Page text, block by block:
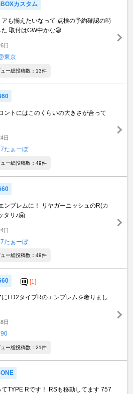
カスタム
も揃えたいなって 点検の予約確認の時
取付はGW中かな😅
日
東京
ー総投稿数：13件
ントにはこのくらいの大きさが合って
日
たぁーぼ
ー総投稿数：49件
ンブレムに！ リヤガーニッシュのR(カ
タリ♪🤗
日
たぁーぼ
ー総投稿数：49件
[1]
FD2タイプRのエンブレムを奢りまし
日
ー総投稿数：21件
TYPE Rです！ RSも移動してます 757